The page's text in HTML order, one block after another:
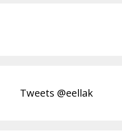
Tweets @eellak